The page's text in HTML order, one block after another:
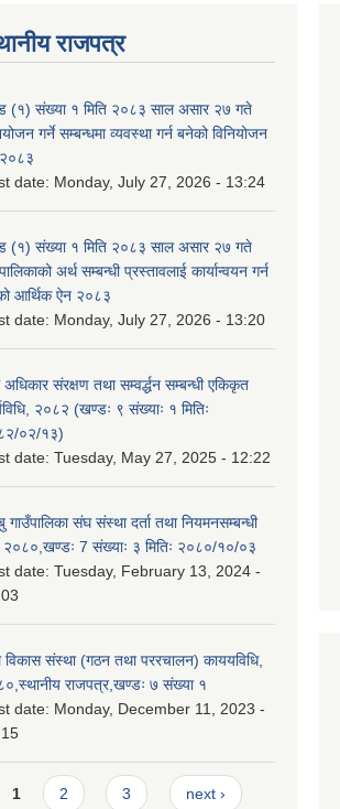
राजपत्र
(१) संख्या १ मिति २०८३ साल असार २७ गते
गर्ने सम्बन्धमा व्यवस्था गर्न बनेको विनियोजन
date: Monday, July 27, 2026 - 13:24
(१) संख्या १ मिति २०८३ साल असार २७ गते
अर्थ सम्बन्धी प्रस्तावलाई कार्यान्वयन गर्न
आर्थिक ऐन २०८३
date: Monday, July 27, 2026 - 13:20
अधिकार संरक्षण तथा सम्वर्द्धन सम्बन्धी एकिकृत
२०८२ (खण्डः ९ संख्याः १ मितिः
०२/१३)
date: Tuesday, May 27, 2025 - 12:22
गाउँपालिका संघ संस्था दर्ता तथा नियमनसम्बन्धी
7 संख्याः ३ मितिः २०८०/१०/०३
date: Tuesday, February 13, 2024 -
विकास संस्था (गठन तथा पररचालन) काययविधि,
राजपत्र,खण्डः ७ संख्या १
date: Monday, December 11, 2023 -
1 2 3 next ›